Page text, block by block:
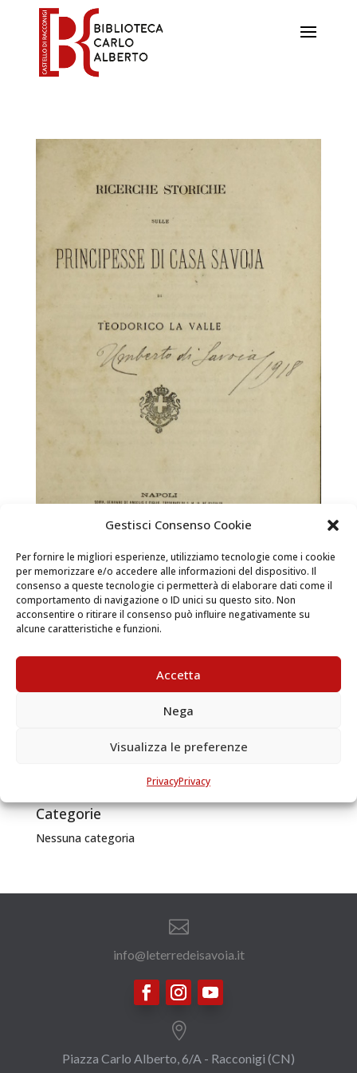
Gestisci Consenso Cookie
Per fornire le migliori esperienze, utilizziamo tecnologie come i cookie
per memorizzare e/o accedere alle informazioni del dispositivo. Il
consenso a queste tecnologie ci permetterà di elaborare dati come il
comportamento di navigazione o ID unici su questo sito. Non
acconsentire o ritirare il consenso può influire negativamente su
alcune caratteristiche e funzioni.
Accetta
Nega
Visualizza le preferenze
PrivacyPrivacy
Ricerche storiche sulle Principesse di Casa
Savoia
Racconigi Vai al percorso di visita Ricerche storiche
Valle Data di pubblicazione1849 Testo...
Categorie
Nessuna categoria

info@leterredeisavoia.it

Piazza Carlo Alberto, 6/A - Racconigi (CN)